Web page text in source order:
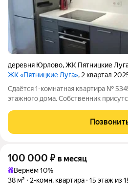
деревня Юрлово,ЖК Пятницкие
ЖК «Пятницкие Луга», 2 квартал
Сдаётся 1-комнатная квартира №
этажного дома. Собственник
оплачиваются отдельно. По
без питомцев. Срок
100 000 ₽ в месяц
Вернём 10%
38 м²
2-комн. квартира 15 этаж из